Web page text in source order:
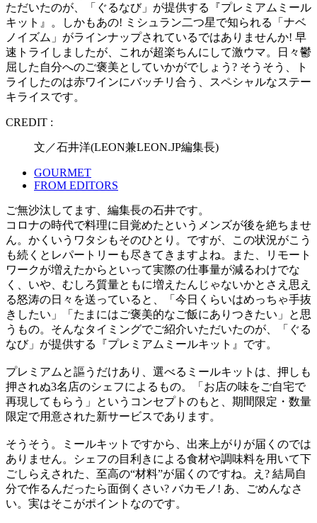
ただいたのが、「ぐるなび」が提供する『プレミアムミール
キット』。しかもあの! ミシュラン二つ星で知られる「ナベ
ノイズム」がラインナップされているではありませんか! 早
速トライしましたが、これが超楽ちんにして激ウマ。日々鬱
屈した自分へのご褒美としていかがでしょう? そうそう、ト
ライしたのは赤ワインにバッチリ合う、スペシャルなステー
キライスです。
CREDIT :
文／石井洋(LEON兼LEON.JP編集長)
GOURMET
FROM EDITORS
ご無沙汰してます、編集長の石井です。
コロナの時代で料理に目覚めたというメンズが後を絶ちませ
ん。かくいうワタシもそのひとり。ですが、この状況がこう
も続くとレパートリーも尽きてきますよね。また、リモート
ワークが増えたからといって実際の仕事量が減るわけでな
く、いや、むしろ質量ともに増えたんじゃないかとさえ思え
る怒涛の日々を送っていると、「今日くらいはめっちゃ手抜
きしたい」「たまにはご褒美的なご飯にありつきたい」と思
うもの。そんなタイミングでご紹介いただいたのが、「ぐる
なび」が提供する『プレミアムミールキット』です。
プレミアムと謳うだけあり、選べるミールキットは、押しも
押されぬ3名店のシェフによるもの。「お店の味をご自宅で
再現してもらう」というコンセプトのもと、期間限定・数量
限定で用意された新サービスであります。
そうそう。ミールキットですから、出来上がりが届くのでは
ありません。シェフの目利きによる食材や調味料を用いて下
ごしらえされた、至高の“材料”が届くのですね。え? 結局自
分で作るんだったら面倒くさい? バカモノ! あ、ごめんなさ
い。実はそこがポイントなのです。